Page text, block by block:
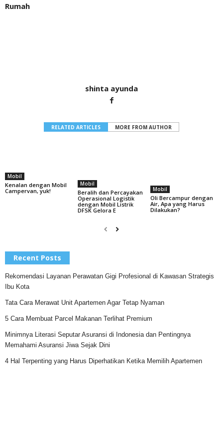
Rumah
shinta ayunda
RELATED ARTICLES MORE FROM AUTHOR
Mobil
Kenalan dengan Mobil
Campervan, yuk!
Mobil
Beralih dan Percayakan
Operasional Logistik
dengan Mobil Listrik
DFSK Gelora E
Mobil
Oli Bercampur dengan
Air, Apa yang Harus
Dilakukan?
Recent Posts
Rekomendasi Layanan Perawatan Gigi Profesional di Kawasan Strategis
Ibu Kota
Tata Cara Merawat Unit Apartemen Agar Tetap Nyaman
5 Cara Membuat Parcel Makanan Terlihat Premium
Minimnya Literasi Seputar Asuransi di Indonesia dan Pentingnya
Memahami Asuransi Jiwa Sejak Dini
4 Hal Terpenting yang Harus Diperhatikan Ketika Memilih Apartemen